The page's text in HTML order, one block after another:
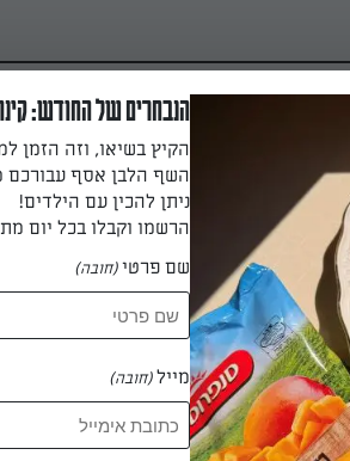
ומיוחדת לשעות הערב.
עלים רענן
הנבחרים של החודש:
הקיץ בשיאו, וזה הזמן
השף הלבן אסף עבורכם
ניתן להכין עם הילדים!
הרשמו וקבלו בכל יום
שם פרטי(חובה)
מייל(חובה)